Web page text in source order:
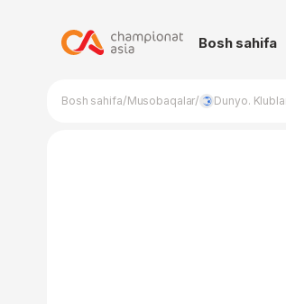
Bosh sahifa
Bosh sahifa/Musobaqalar/ Dunyo.